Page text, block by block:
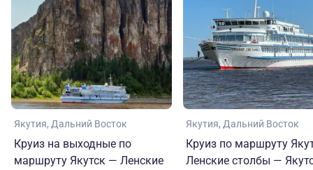
Якутия Дальний Восток
Круиз на выходные по
маршруту Якутск — Ленские
Якутия Дальний Восток
Круиз по маршруту
Ленские столбы —